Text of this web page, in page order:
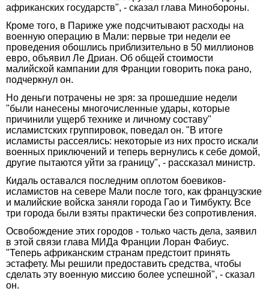
африканских государств", - сказал глава Минобороны.
Кроме того, в Париже уже подсчитывают расходы на
военную операцию в Мали: первые три недели ее
проведения обошлись приблизительно в 50 миллионов
евро, объявил Ле Дриан. Об общей стоимости
малийской кампании для Франции говорить пока рано,
подчеркнул он.
Но деньги потрачены не зря: за прошедшие недели
"были нанесены многочисленные удары, которые
причинили ущерб технике и личному составу"
исламистских группировок, поведал он. "В итоге
исламисты рассеялись: некоторые из них просто искали
военных приключений и теперь вернулись к себе домой,
другие пытаются уйти за границу", - рассказал министр.
Кидаль оставался последним оплотом боевиков-
исламистов на севере Мали после того, как французские
и малийские войска заняли города Гао и Тимбукту. Все
три города были взяты практически без сопротивления.
Освобождение этих городов - только часть дела, заявил
в этой связи глава МИДа Франции Лоран Фабиус.
"Теперь африканским странам предстоит принять
эстафету. Мы решили предоставить средства, чтобы
сделать эту военную миссию более успешной", - сказал
он.